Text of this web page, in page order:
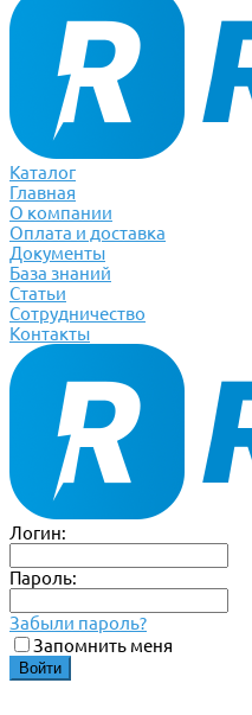
Каталог
Главная
О компании
Оплата и доставка
Документы
База знаний
Статьи
Сотрудничество
Контакты
Логин:
Пароль:
Забыли пароль?
Запомнить меня